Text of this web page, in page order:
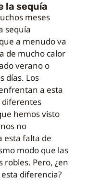
la sequía
meses
sequía
a menudo va
de mucho calor
verano o
días. Los
a esta
diferentes
hemos visto
no
esta falta de
modo que las
robles. Pero, ¿en
diferencia?